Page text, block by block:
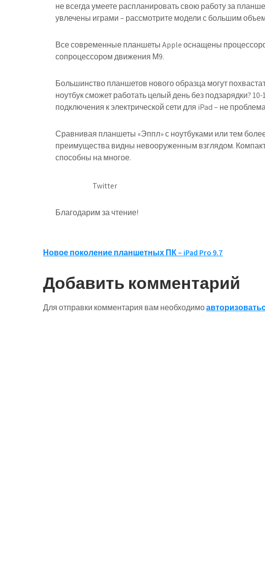
не всегда умеете распланировать свою работу за
увлечены играми – рассмотрите модели с большим
Все современные планшеты Apple оснащены
сопроцессором движения М9.
Большинство планшетов нового образца могут
ноутбук сможет работать целый день без подзарядки?
подключения к электрической сети для iPad – не
Сравнивая планшеты «Эппл» с ноутбуками или тем
преимущества видны невооруженным взглядом.
способны на многое.
Twitter
Благодарим за чтение!
Навигация
по
записям
Новое поколение планшетных ПК – iPad Pro 9.7
Добавить комментарий
Для отправки комментария вам необходимо